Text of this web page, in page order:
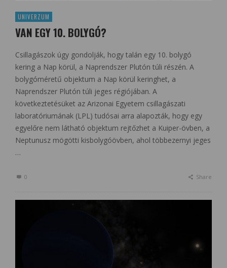
UNIVERZUM
VAN EGY 10. BOLYGÓ?
Csillagászok úgy gondolják, hogy talán egy 10. bolygó
kering a Nap körül, a Naprendszer Plutón túli részén. A
bolygóméretű objektum a Nap körül keringhet, a
Naprendszer Plutón túli jeges régiójában. A
következtetésüket az Arizonai Egyetem csillagászati
laboratóriumának (LPL) tudósai arra alapozták, hogy egy
egyelőre nem látható objektum rejtőzhet a Kuiper-övben, a
Neptunusz mögötti kisbolygóövben, ahol többezernyi jeges
…
0 Share